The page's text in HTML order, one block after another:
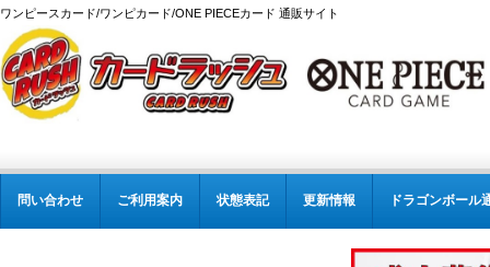
ワンピースカード/ワンピカード/ONE PIECEカード 通販サイト
問い合わせ ご利用案内 状態表記 更新情報 ドラゴンボール